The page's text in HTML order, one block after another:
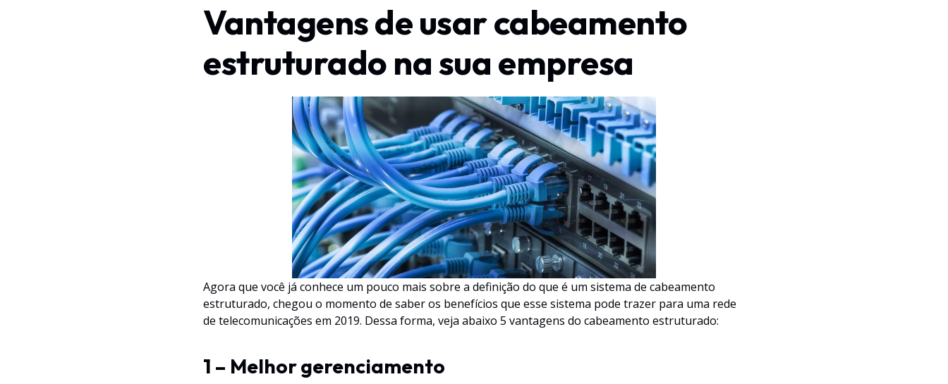
Vantagens de usar cabeamento
estruturado na sua empresa
Agora que você já conhece um pouco mais sobre a definição do que é um sistema de cabeamento
estruturado, chegou o momento de saber os benefícios que esse sistema pode trazer para uma rede
de telecomunicações em 2019. Dessa forma, veja abaixo 5 vantagens do cabeamento estruturado:
1 – Melhor gerenciamento